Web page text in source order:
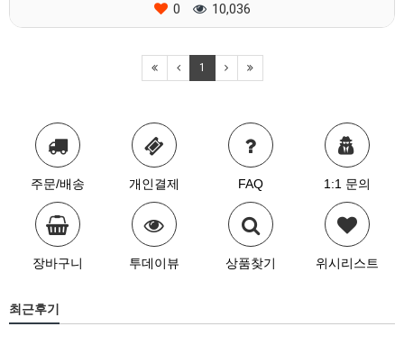
0 10,036
1
주문/배송 개인결제 FAQ 1:1 문의
장바구니 투데이뷰 상품찾기 위시리스트
최근후기